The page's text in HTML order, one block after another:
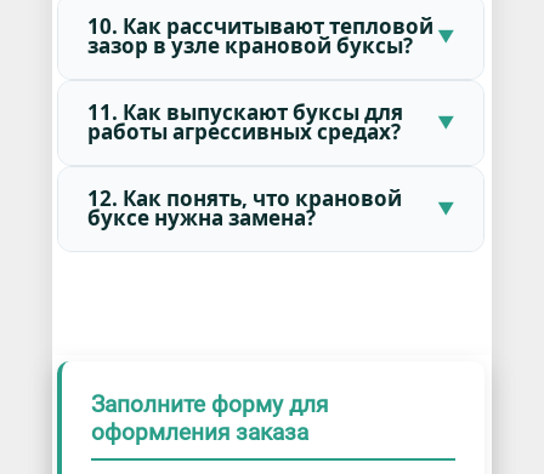
10. Как рассчитывают тепловой
зазор в узле крановой буксы?
11. Как выпускают буксы для
работы агрессивных средах?
12. Как понять, что крановой
буксе нужна замена?
Заполните форму для
оформления заказа